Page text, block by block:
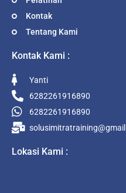
Kontak
Tentang Kami
Kontak Kami :
Yanti
6282261916890
6282261916890
Lokasi Kami :